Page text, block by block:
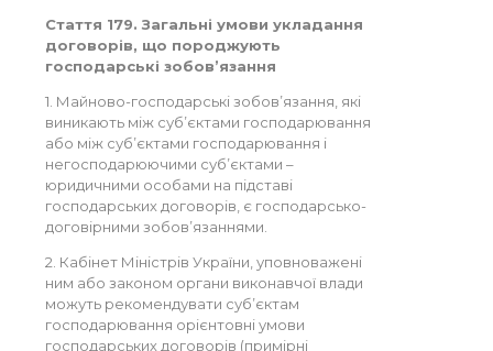
Стаття 179. Загальні умови укладання
договорів, що породжують
господарські зобов’язання
1. Майново-господарські зобов’язання, які
виникають між суб’єктами господарювання
або між суб’єктами господарювання і
негосподарюючими суб’єктами –
юридичними особами на підставі
господарських договорів, є господарсько-
договірними зобов’язаннями.
2. Кабінет Міністрів України, уповноважені
ним або законом органи виконавчої влади
можуть рекомендувати суб’єктам
господарювання орієнтовні умови
господарських договорів (примірні